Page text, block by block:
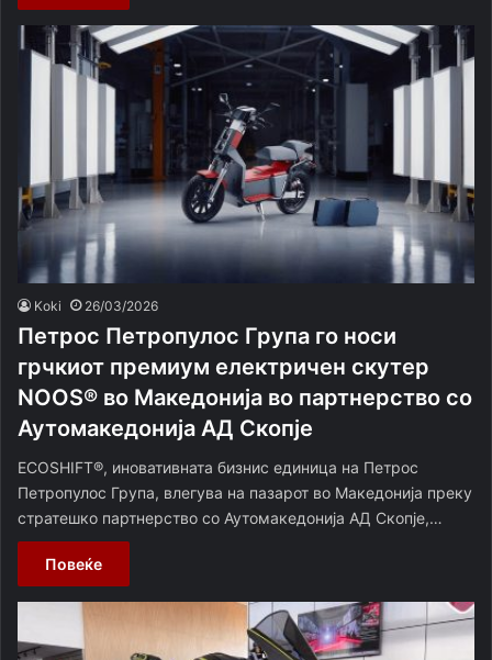
Koki 26/03/2026
Петрос Петропулос Група го носи
грчкиот премиум електричен скутер
NOOS® во Македонија во партнерство со
Аутомакедонија АД Скопје
ECOSHIFT®, иновативната бизнис единица на Петрос
Петропулос Група, влегува на пазарот во Македонија преку
стратешко партнерство со Аутомакедонија АД Скопје,…
Повеќе